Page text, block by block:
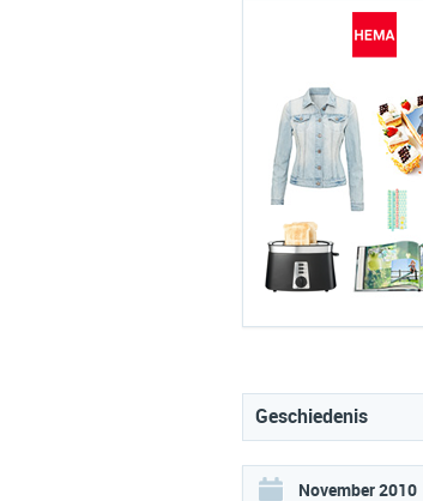
Geschiedenis
November 2010